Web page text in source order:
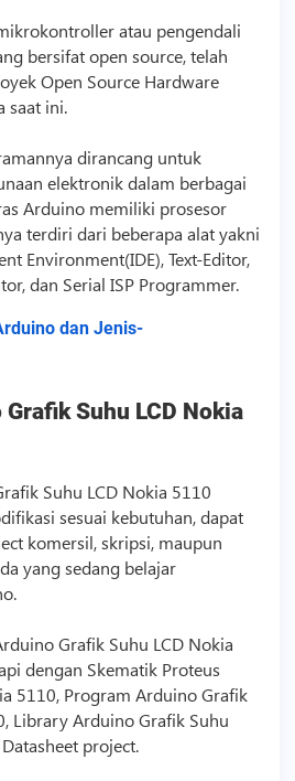
atau pengendali
bersifat open source, telah
Open Source Hardware
saat ini.
dirancang untuk
elektronik dalam berbagai
Arduino memiliki prosesor
terdiri dari beberapa alat yakni
Environment(IDE), Text-Editor,
dan Serial ISP Programmer.
dan Jenis-
Suhu LCD Nokia
Suhu LCD Nokia 5110
sesuai kebutuhan, dapat
komersil, skripsi, maupun
yang sedang belajar
Grafik Suhu LCD Nokia
dengan Skematik Proteus
5110, Program Arduino Grafik
Library Arduino Grafik Suhu
project.